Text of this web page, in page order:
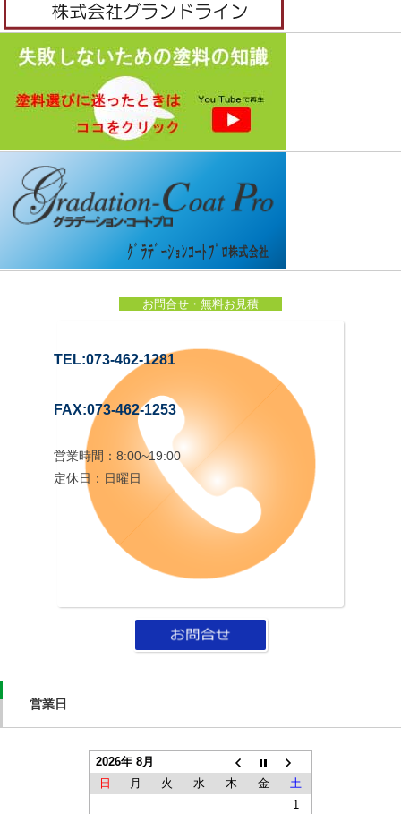
お問合せ・無料お見積
TEL:073-462-1281
FAX:073-462-1253
営業時間：8:00~19:00
定休日：日曜日
営業日
2026年 8月
日
月 火 水 木 金
土
1